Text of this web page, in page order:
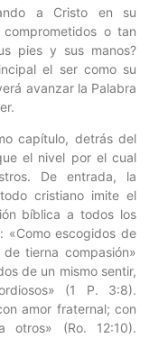
a Cristo en su
comprometidos o tan
pies y sus manos?
el ser como su
avanzar la Palabra
capítulo, detrás del
el nivel por el cual
De entrada, la
cristiano imite el
bíblica a todos los
«Como escogidos de
tierna compasión»
de un mismo sentir,
(1 P. 3:8).
amor fraternal; con
otros» (Ro. 12:10).